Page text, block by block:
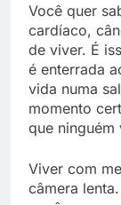
Você quer
cardíaco,
de viver. É
é enterrada
vida numa
momento
que ninguém
Viver com
câmera